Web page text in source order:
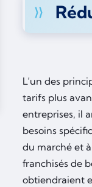
L’un des
tarifs plus
entreprises, il
besoins
du marché et
franchisés de
obtiendraient